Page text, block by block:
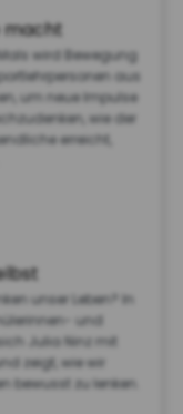
macht
wird Bewegung
aus
um neue Impulse
wie der
erreicht,
unser Leben? In
und
Julia Ninz mit
zeigt, wie wir
bewusst zu lenken.